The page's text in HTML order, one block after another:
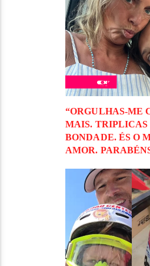
“ORGULHAS-ME
MAIS. TRIPLICAS
BONDADE. ÉS O
AMOR.